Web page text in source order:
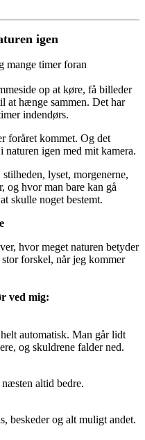
igen
mange timer foran
op at køre, få billeder
at hænge sammen. Det har
indendørs.
foråret kommet. Og det
igen med mit kamera.
lyset, morgenerne,
og hvor man bare kan gå
skulle noget bestemt.
hvor meget naturen betyder
forskel, når jeg kommer
ved mig:
automatisk. Man går lidt
og skuldrene falder ned.
altid bedre.
beskeder og alt muligt andet.